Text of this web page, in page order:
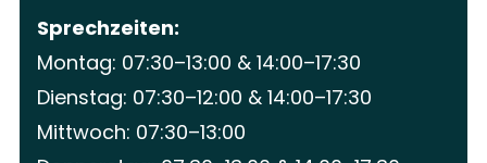
Sprechzeiten:
Montag: 07:30–13:00 & 14:00–17:30
Dienstag: 07:30–12:00 & 14:00–17:30
Mittwoch: 07:30–13:00